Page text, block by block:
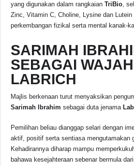
yang digunakan dalam rangkaianTriBio,
Zinc, Vitamin C, Choline, Lysine dan Lutein
perkembangan fizikal serta mental kanak-
SARIMAH
SEBAGAI
LABRICH
Majlis berkenaan turut menyaksikan
Sarimah Ibrahim sebagai duta jenama
Pemilihan beliau dianggap selari dengan
aktif, positif serta sentiasa mengutamakan
Kehadirannya diharap mampu
bahawa kesejahteraan sebenar bermula